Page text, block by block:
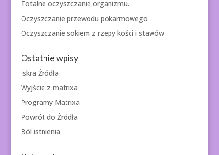
Totalne oczyszczanie organizmu.
Oczyszczanie przewodu pokarmowego
Oczyszczanie sokiem z rzepy kości i stawów
Ostatnie wpisy
Iskra Źródła
Wyjście z matrixa
Programy Matrixa
Powrót do Źródła
Ból istnienia